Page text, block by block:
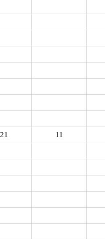
21 11